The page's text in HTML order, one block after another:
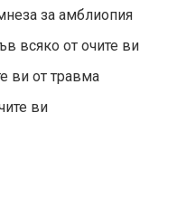
за амблиопия
всяко от очите ви
ви от травма
ви